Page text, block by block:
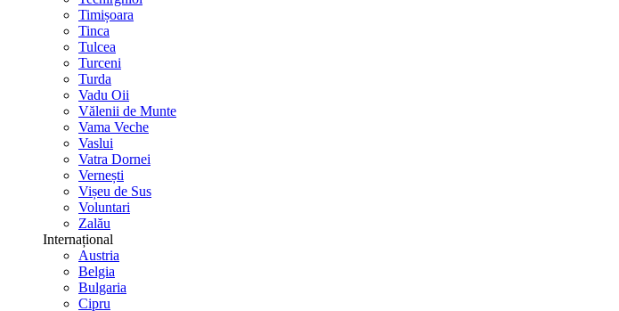
Timișoara
Tinca
Tulcea
Turceni
Turda
Vadu Oii
Vălenii de Munte
Vama Veche
Vaslui
Vatra Dornei
Vernești
Vișeu de Sus
Voluntari
Zalău
Internațional
Austria
Belgia
Bulgaria
Cipru